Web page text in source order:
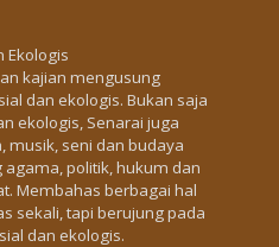
Ekologis
kajian mengusung
dan ekologis. Bukan saja
ekologis, Senarai juga
musik, seni dan budaya
politik, hukum dan
Membahas berbagai hal
sekali, tapi berujung pada
dan ekologis.